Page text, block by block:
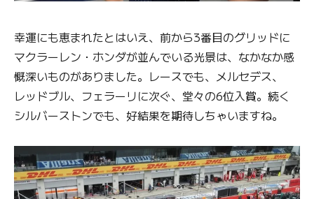
幸運にも恵まれたとはいえ、前から3番目のグリッドに
マクラーレン・ホンダが並んでいる光景は、なかなか感
慨深いものがありました。レースでも、メルセデス、
レッドブル、フェラーリに次ぐ、堂々の6位入賞。続く
シルバーストンでも、好結果を期待しちゃいますね。